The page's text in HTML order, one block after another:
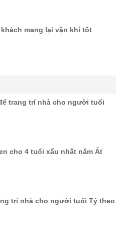
mang lại vận khí tốt
trang trí nhà cho người tuổi
cho 4 tuổi xấu nhất năm Ất
trí nhà cho người tuổi Tý theo